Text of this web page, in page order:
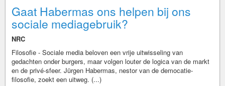
Gaat Habermas ons helpen bij ons
sociale mediagebruik?
NRC
Filosofie - Sociale media beloven een vrije uitwisseling van
gedachten onder burgers, maar volgen louter de logica van de markt
en de privé-sfeer. Jürgen Habermas, nestor van de democatie-
filosofie, zoekt een uitweg. (...)